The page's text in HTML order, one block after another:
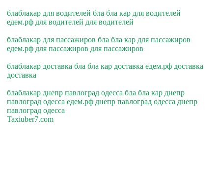
блаблакар для водителей бла бла кар для водителей
едем.рф для водителей для водителей
блаблакар для пассажиров бла бла кар для пассажиров
едем.рф для пассажиров для пассажиров
блаблакар доставка бла бла кар доставка едем.рф доставка
доставка
блаблакар днепр павлоград одесса бла бла кар днепр
павлоград одесса едем.рф днепр павлоград одесса днепр
павлоград одесса
Taxiuber7.com